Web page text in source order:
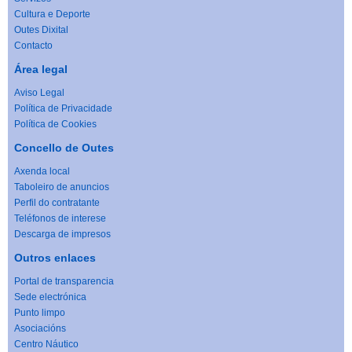
Cultura e Deporte
Outes Dixital
Contacto
Área legal
Aviso Legal
Política de Privacidade
Política de Cookies
Concello de Outes
Axenda local
Taboleiro de anuncios
Perfil do contratante
Teléfonos de interese
Descarga de impresos
Outros enlaces
Portal de transparencia
Sede electrónica
Punto limpo
Asociacións
Centro Náutico